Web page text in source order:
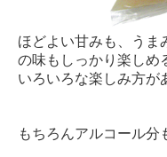
ほどよい甘みも、うま
の味もしっかり楽しめ
いろいろな楽しみ方が
もちろんアルコール分